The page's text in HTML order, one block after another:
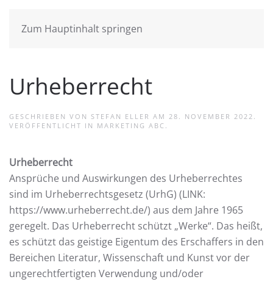
Zum Hauptinhalt springen
Urheberrecht
GESCHRIEBEN VON STEFAN ELLER AM 28. NOVEMBER 2022 .
VERÖFFENTLICHT IN MARKETING ABC .
Urheberrecht
Ansprüche und Auswirkungen des Urheberrechtes
sind im Urheberrechtsgesetz (UrhG) (LINK:
https://www.urheberrecht.de/) aus dem Jahre 1965
geregelt. Das Urheberrecht schützt „Werke“. Das heißt,
es schützt das geistige Eigentum des Erschaffers in den
Bereichen Literatur, Wissenschaft und Kunst vor der
ungerechtfertigten Verwendung und/oder